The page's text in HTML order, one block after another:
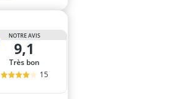
NOTRE AVIS
9,1
Très bon
15